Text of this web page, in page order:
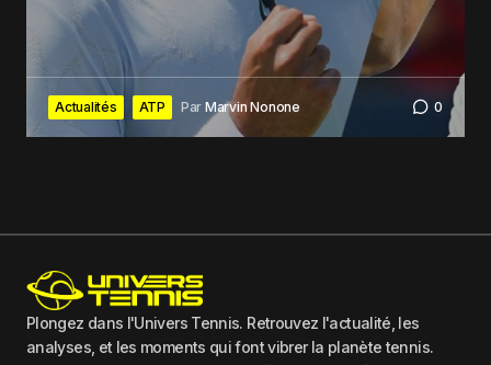
Actualités ATP Par Marvin Nonone 0
Plongez dans l'Univers Tennis. Retrouvez l'actualité, les
analyses, et les moments qui font vibrer la planète tennis.